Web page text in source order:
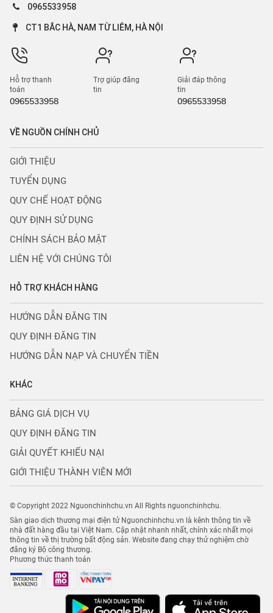
0965533958
CT1 BẮC HÀ, NAM TỪ LIÊM, HÀ NỘI
Hỗ trợ thanh
toán
0965533958
Trợ giúp đăng
tin
Giải đáp thông
tin
0965533958
VỀ NGUỒN CHÍNH CHỦ
GIỚI THIỆU
TUYỂN DỤNG
QUY CHẾ HOẠT ĐỘNG
QUY ĐỊNH SỬ DỤNG
CHÍNH SÁCH BẢO MẬT
LIÊN HỆ VỚI CHÚNG TÔI
HỖ TRỢ KHÁCH HÀNG
HƯỚNG DẪN ĐĂNG TIN
QUY ĐỊNH ĐĂNG TIN
HƯỚNG DẪN NẠP VÀ CHUYỂN TIỀN
KHÁC
BẢNG GIÁ DỊCH VỤ
QUY ĐỊNH ĐĂNG TIN
GIẢI QUYẾT KHIẾU NẠI
GIỚI THIỆU THÀNH VIÊN MỚI
© Copyright 2022 Nguonchinhchu.vn All Rights nguonchinhchu.
Sàn giao dịch thương mại điện tử Nguonchinhchu.vn là kênh thông tin về
nhà đất hàng đầu tại Việt Nam. Cập nhật nhanh nhất, chính xác nhất mọi
thông tin về thị trường bất động sản. Website đang chạy thử nghiệm chờ
đăng ký Bộ công thương.
Phương thức thanh toán